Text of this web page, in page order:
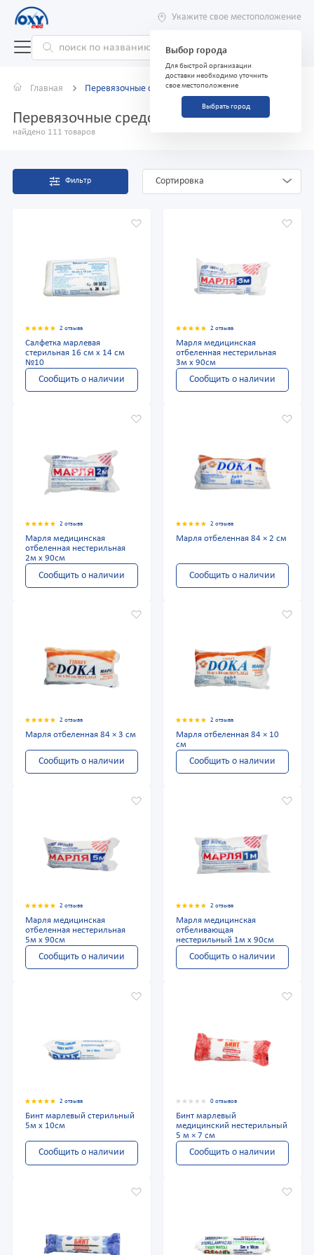
Укажите свое местоположение
Выбор города
Для быстрой организации
доставки необходимо уточнить
свое местоположение
Выбрать город
Главная Перевязочные средства
Перевязочные средства
найдено 111 товаров
Фильтр Сортировка
2 отзыва
Салфетка марлевая
стерильная 16 см х 14 см
№10
Сообщить о наличии
2 отзыва
Марля медицинская
отбеленная нестерильная
3м x 90см
Сообщить о наличии
2 отзыва
Марля медицинская
отбеленная нестерильная
2м x 90см
Сообщить о наличии
2 отзыва
Марля отбеленная 84 × 2 см
Сообщить о наличии
2 отзыва
Марля отбеленная 84 × 3 см
Сообщить о наличии
2 отзыва
Марля отбеленная 84 × 10
см
Сообщить о наличии
2 отзыва
Марля медицинская
отбеленная нестерильная
5м x 90см
Сообщить о наличии
2 отзыва
Марля медицинская
отбеливающая
нестерильный 1м x 90см
Сообщить о наличии
2 отзыва
Бинт марлевый стерильный
5м х 10см
Сообщить о наличии
0 отзывов
Бинт марлевый
медицинский нестерильный
5 м × 7 см
Сообщить о наличии